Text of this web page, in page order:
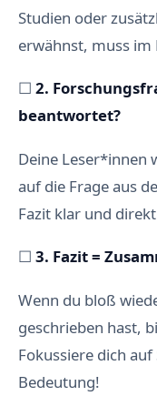
Studien oder
erwähnst, muss
☐ 2.
beantwortet?
Deine Leser*innen
auf die Frage aus
Fazit klar und
☐ 3. Fazit =
Wenn du bloß
geschrieben hast,
Fokussiere dich
Bedeutung!